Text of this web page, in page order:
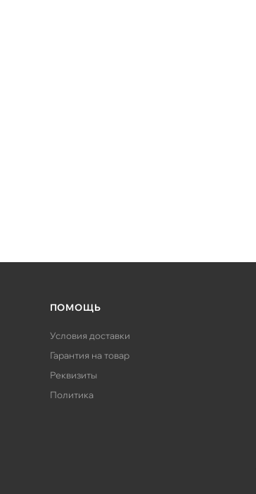
ПОМОЩЬ
Условия доставки
Гарантия на товар
Реквизиты
Политика